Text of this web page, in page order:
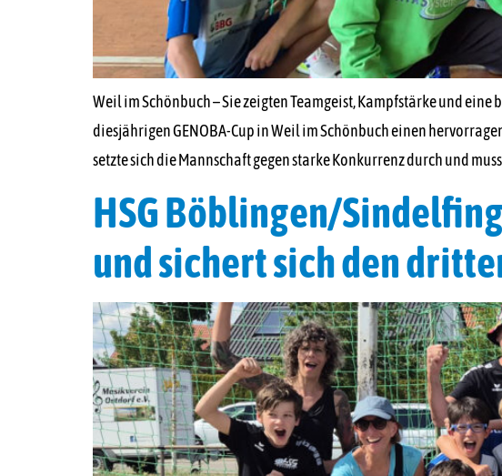
Weil im Schönbuch – Sie zeigten Teamgeist, Kampfstärke und
diesjährigen GENOBA-Cup in Weil im Schönbuch einen
setzte sich die Mannschaft gegen starke Konkurrenz durch und
HSG Böblingen/
und sichert sich den